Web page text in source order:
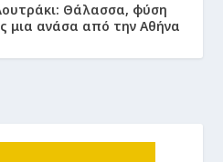
Θάλασσα, φύση
μια ανάσα από την Αθήνα